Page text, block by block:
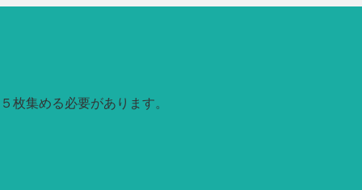
枚集める必要があります。